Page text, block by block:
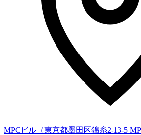
MPCビル（東京都墨田区錦糸2-13-5